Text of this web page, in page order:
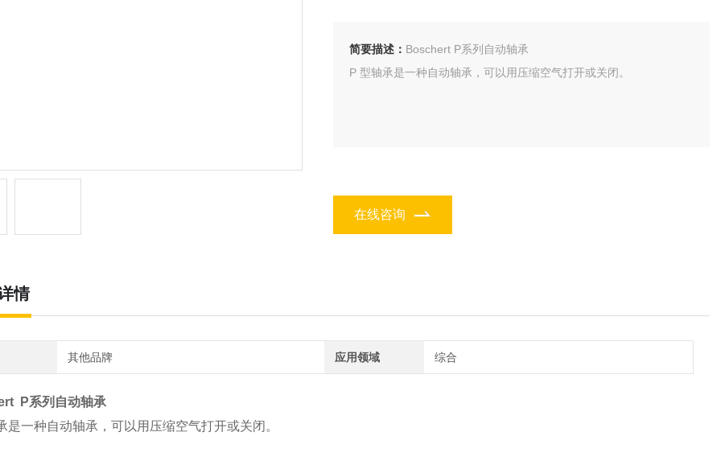
简要描述：
Boschert P系列自动轴承
P 型轴承是一种自动轴承，可以用压缩空气打开或关闭。
在线咨询
情
其他品牌 应用领域 综合
P系列自动轴承
是一种自动轴承，可以用压缩空气打开或关闭。